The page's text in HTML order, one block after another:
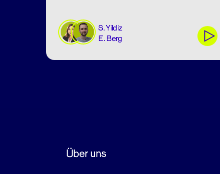
S. Yildiz
E. Berg
Über uns